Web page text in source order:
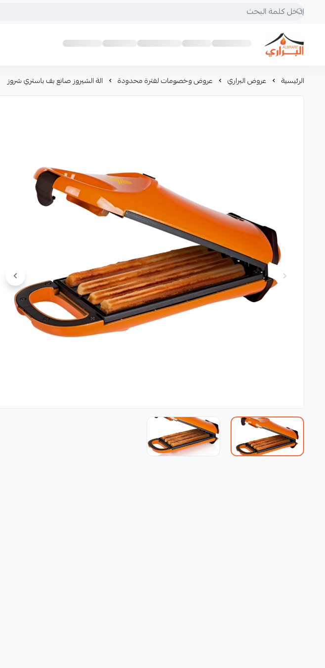
البراري للرحلات
الرئيسية عروض البراري عروض وخصومات لفترة محدودة الة الشيروز صانع بف باستري شروز